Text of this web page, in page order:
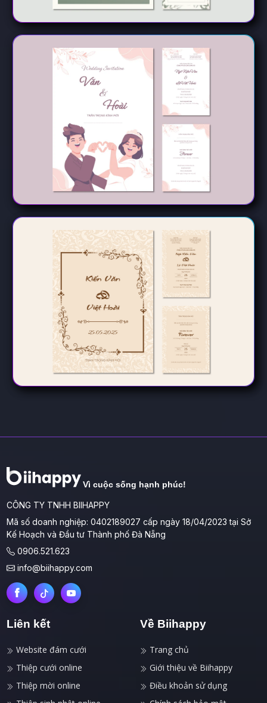
Vì cuộc sống hạnh phúc!
CÔNG TY TNHH BIIHAPPY
Mã số doanh nghiệp: 0402189027 cấp ngày 18/04/2023 tại Sở
Kế Hoạch và Đầu tư Thành phố Đà Nẵng
0906.521.623
info@biihappy.com
Liên kết
Website đám cưới
Thiệp cưới online
Thiệp mời online
Về Biihappy
Trang chủ
Giới thiệu về Biihappy
Điều khoản sử dụng